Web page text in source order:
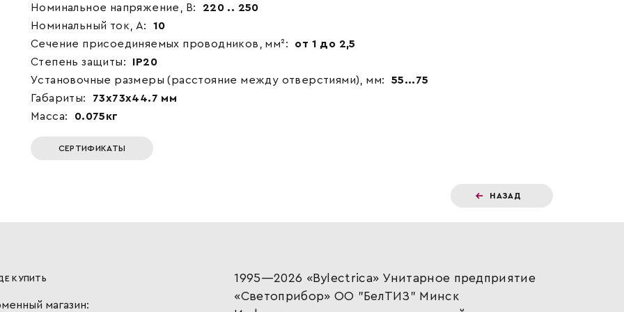
Номинальное напряжение, В:
220 .. 250
Номинальный ток, А:
10
Сечение присоединяемых проводников, мм²:
от 1 до 2,5
Степень защиты:
IP20
Установочные размеры (расстояние между отверстиями), мм:
55...75
Габариты:
73x73x44.7 мм
Масса:
0.075кг
СЕРТИФИКАТЫ
НАЗАД
КУПИТЬ
магазин:
1995—2026 «Bylectrica» Унитарное предприятие
«Светоприбор» ОО "БелТИЗ" Минск